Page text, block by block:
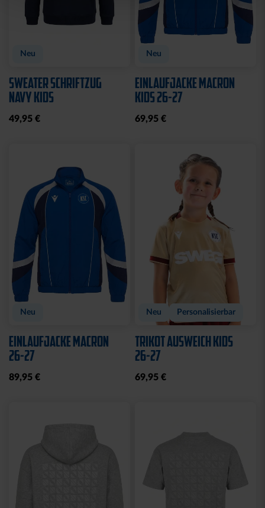
Neu
SWEATER SCHRIFTZUG
NAVY KIDS
49,95 €
Neu
EINLAUFJACKE MACRON
KIDS 26-27
69,95 €
Neu
EINLAUFJACKE MACRON
26-27
89,95 €
Neu Personalisierbar
TRIKOT AUSWEICH KIDS
26-27
69,95 €